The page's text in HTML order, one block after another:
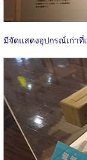
มีจัดแสดงอุปกรณ์เก่าที่